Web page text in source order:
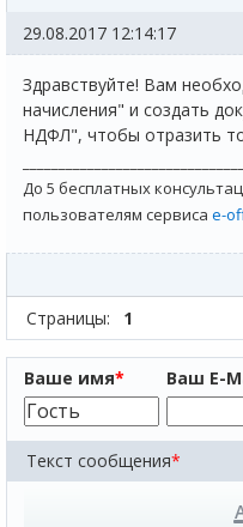
29.08.2017 12:14:17
Здравствуйте! Вам
начисления" и создать
НДФЛ", чтобы отразить
До 5 бесплатных
пользователям сервиса e-
Страницы: 1
Ваше имя* Ваш E-
Текст сообщения*